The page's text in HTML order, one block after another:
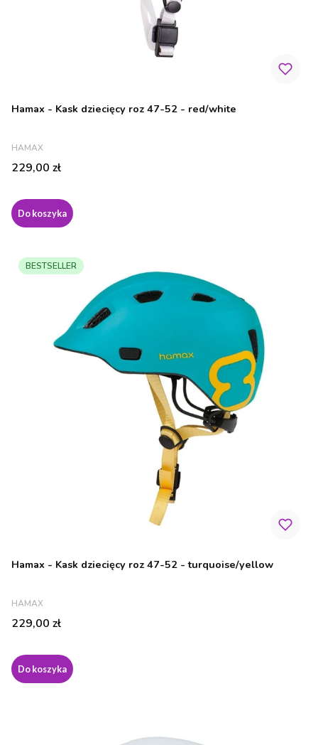
Hamax - Kask dziecięcy roz 47-52 - red/white
PRODUCENT
HAMAX
Cena
229,00 zł
Do koszyka
BESTSELLER
Hamax - Kask dziecięcy roz 47-52 - turquoise/yellow
PRODUCENT
HAMAX
Cena
229,00 zł
Do koszyka